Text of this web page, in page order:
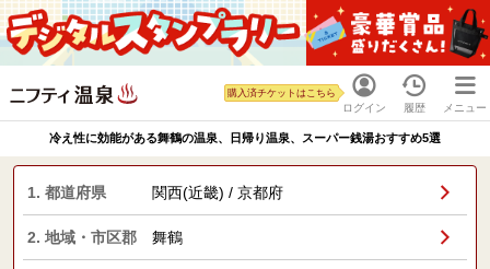
ログイン
購入済チケットはこちら
履歴 メニュー
冷え性に効能がある舞鶴の温泉、日帰り温泉、スーパー銭湯おすすめ5選
1. 都道府県 関西(近畿) / 京都府
2. 地域・市区郡 舞鶴